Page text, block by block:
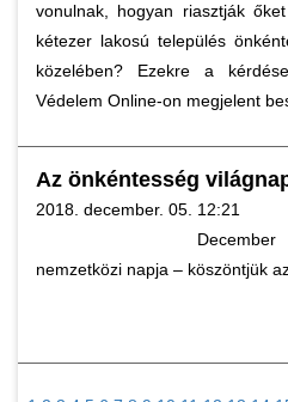
vonulnak, hogyan riasztják
kétezer lakosú település
közelében? Ezekre a
Védelem Online-on megjelent
Az önkéntesség
2018. december. 05. 12:21
nemzetközi napja – köszöntjük